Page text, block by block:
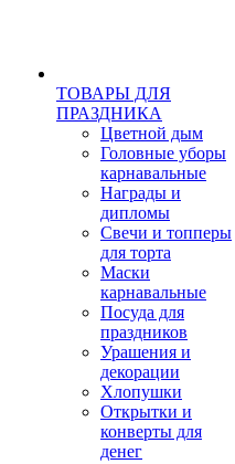
ТОВАРЫ ДЛЯ
ПРАЗДНИКА
Цветной дым
Головные уборы
карнавальные
Награды и
дипломы
Свечи и топперы
для торта
Маски
карнавальные
Посуда для
праздников
Урашения и
декорации
Хлопушки
Открытки и
конверты для
денег